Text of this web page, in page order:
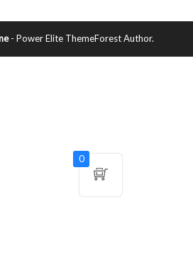
- Power Elite ThemeForest Author.
0